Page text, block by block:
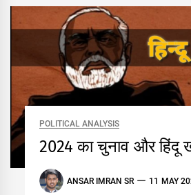
POLITICAL ANALYSIS
2024 का चुनाव और हिंदू
ANSAR IMRAN SR 11 MAY